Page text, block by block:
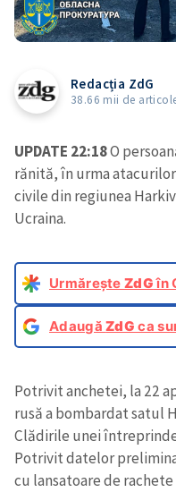
Redacția ZdG
38.66 mii de
UPDATE 22:18O
rănită, în urma
civile din regiunea
Ucraina.
Urmărește ZdGîn
AdaugăZdG ca
Potrivit anchetei, la 22
rusă a bombardat satul
Clădirile unei
Potrivit datelor
cu lansatoare de rachete